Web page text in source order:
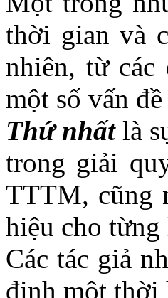
thời gian và
nhiên, từ
một số vấn
Thứ nhấtlà
trong giải
TTTM, cũng
hiệu cho
Các tác giả
định một thời